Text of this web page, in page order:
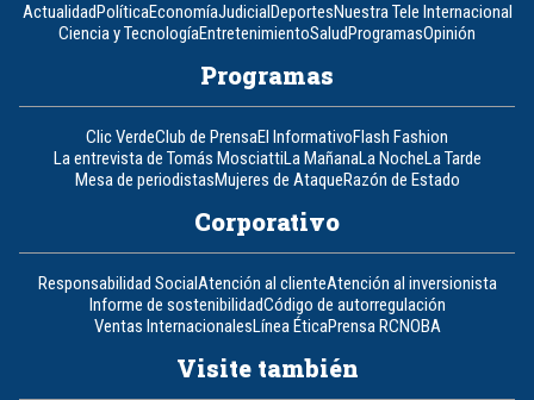
ActualidadPolíticaEconomíaJudicialDeportesNuestra Tele Internacional
Ciencia y TecnologíaEntretenimientoSaludProgramasOpinión
Programas
Clic VerdeClub de PrensaEl InformativoFlash Fashion
La entrevista de Tomás MosciattiLa MañanaLa NocheLa Tarde
Mesa de periodistasMujeres de AtaqueRazón de Estado
Corporativo
Responsabilidad SocialAtención al clienteAtención al inversionista
Informe de sostenibilidadCódigo de autorregulación
Ventas InternacionalesLínea ÉticaPrensa RCNOBA
Visite también